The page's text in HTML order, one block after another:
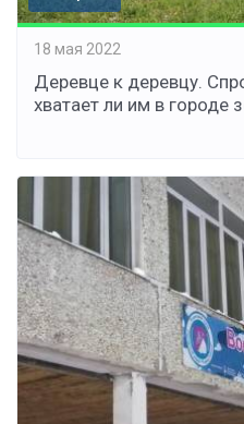
18 мая 2022
Деревце к деревцу.
хватает ли им в городе